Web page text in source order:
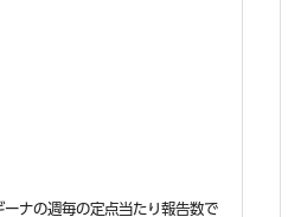
ーナの週毎の定点当たり報告数で